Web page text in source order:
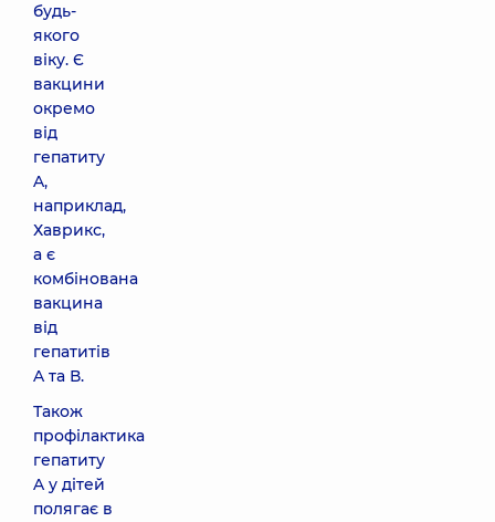
будь-
якого
віку. Є
вакцини
окремо
від
гепатиту
A,
наприклад,
Хаврикс,
а є
комбінована
вакцина
від
гепатитів
A та В.
Також
профілактика
гепатиту
A у дітей
полягає в